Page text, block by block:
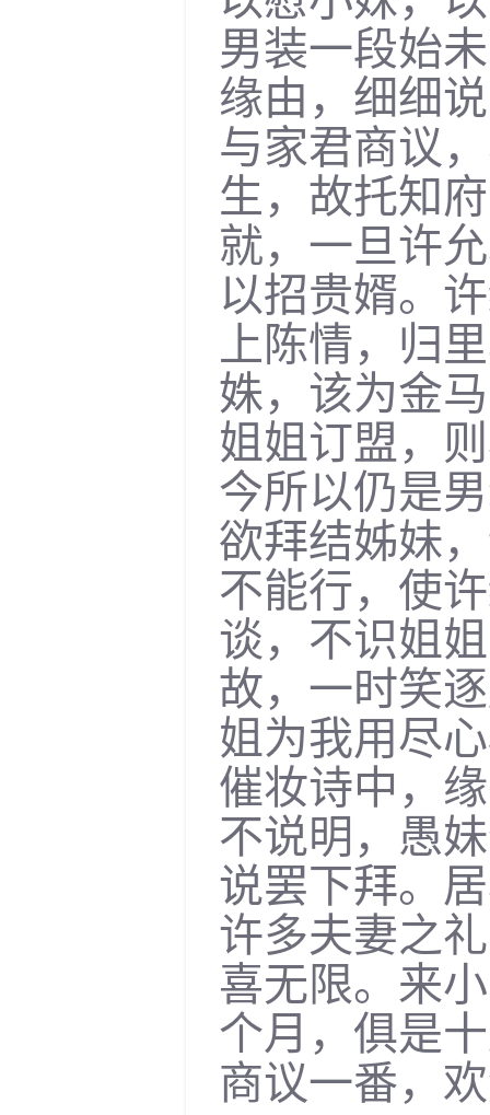
男装一段始
缘由，细细
与家君商议
生，故托知
就，一旦许
以招贵婿。
上陈情，归
姝，该为金
姐姐订盟，
今所以仍是
欲拜结姊妹
不能行，使
谈，不识姐
故，一时笑
姐为我用尽
催妆诗中，
不说明，愚
说罢下拜。
许多夫妻之
喜无限。来
个月，俱是
商议一番，